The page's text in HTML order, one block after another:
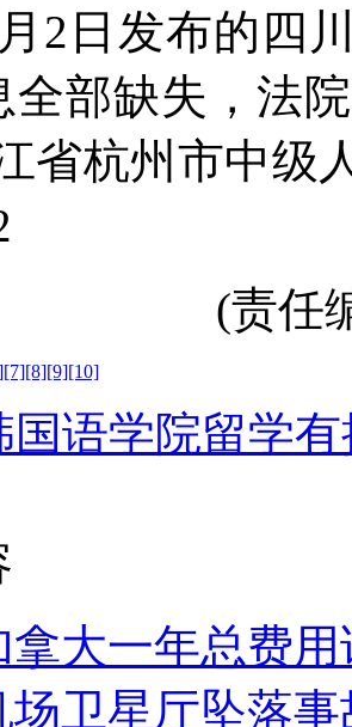
2日发布的四
全部缺失，法
省杭州市中级
(责任
[7][8][9][10]
国语学院留学
拿大一年总费
场卫星厅坠落